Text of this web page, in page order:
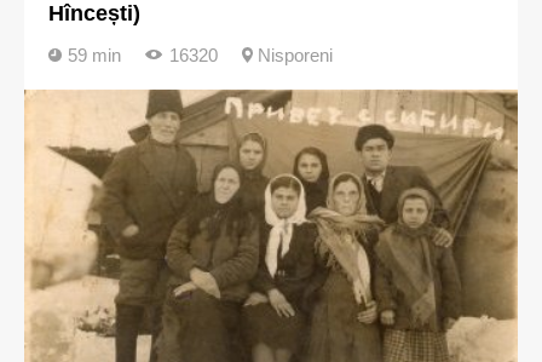
Hîncești)
59 min 16320 Nisporeni